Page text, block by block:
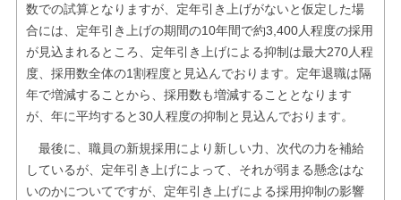
数での試算となりますが、定年引き上げがないと仮定した場
合には、定年引き上げの期間の10年間で約3,400人程度の採用
が見込まれるところ、定年引き上げによる抑制は最大270人程
度、採用数全体の1割程度と見込んでおります。定年退職は隔
年で増減することから、採用数も増減することとなります
が、年に平均すると30人程度の抑制と見込んでおります。
最後に、職員の新規採用により新しい力、次代の力を補給
しているが、定年引き上げによって、それが弱まる懸念はな
いのかについてですが、定年引き上げによる採用抑制の影響